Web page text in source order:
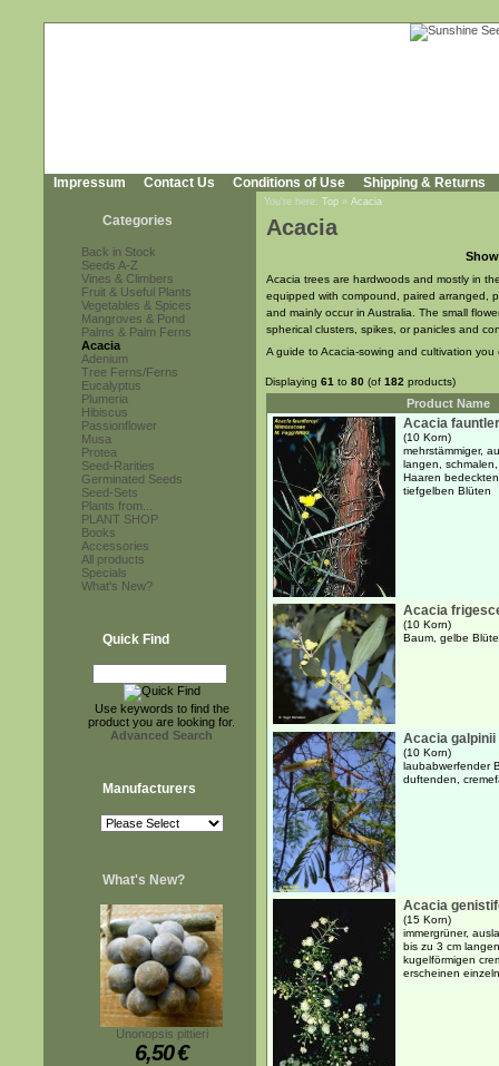
Impressum Contact Us Conditions of Use Shipping & Returns
Categories
Back in Stock
Seeds A-Z
Vines & Climbers
Fruit & Useful Plants
Vegetables & Spices
Mangroves & Pond
Palms & Palm Ferns
Acacia
Adenium
Tree Ferns/Ferns
Eucalyptus
Plumeria
Hibiscus
Passionflower
Musa
Protea
Seed-Rarities
Germinated Seeds
Seed-Sets
Plants from...
PLANT SHOP
Books
Accessories
All products
Specials
What's New?
Quick Find
Use keywords to find the
product you are looking for.
Advanced Search
Manufacturers
What's New?
Unonopsis pittieri
6,50€
You're here: Top » Acacia
Acacia
Acacia trees are hardwoods and mostly in
equipped with compound, paired arranged,
and mainly occur in Australia. The small
spherical clusters, spikes, or panicles and
A guide to Acacia-sowing and cultivation
Displaying 61 to 80 (of 182 products)
Product Name
Acacia
(10 Korn)
mehrstämmiger,
langen,
Haaren
tiefgelben Blüten
Acacia
(10 Korn)
Baum, gelbe
Acacia galpinii
(10 Korn)
laubabwerfender
duftenden,
Acacia
(15 Korn)
immergrüner,
bis zu 3 cm
kugelförmigen
erscheinen